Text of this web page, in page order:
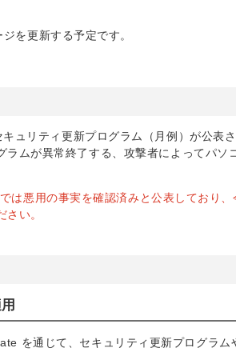
を更新する予定です。
リティ更新プログラム（月例）が公表さ
ムが異常終了する、攻撃者によってパソ
悪用の事実を確認済みと公表しており、
い。
を通じて、セキュリティ更新プログラム